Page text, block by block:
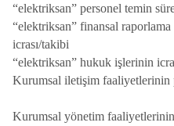
“elektriksan” personel temin
“elektriksan” finansal
icrası/takibi
“elektriksan” hukuk işlerinin
Kurumsal iletişim faaliyetlerinin
Kurumsal yönetim faaliyetlerinin